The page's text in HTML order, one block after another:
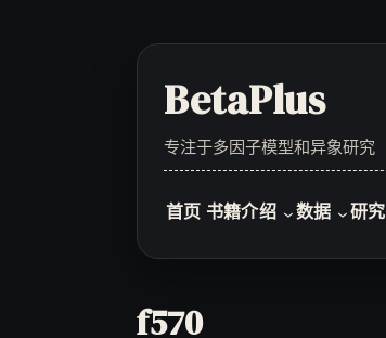
BetaPlus
专注于多因子模型和异象研究
首页 书籍介绍 数据 研究
f570